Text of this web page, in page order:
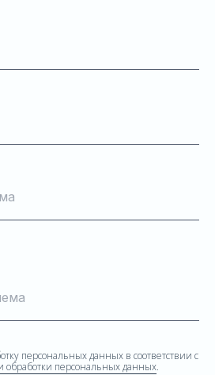
персональных данных в соответствии с
персональных данных.